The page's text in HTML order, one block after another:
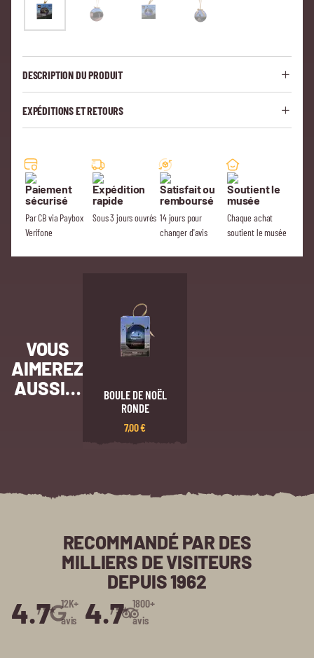
DESCRIPTION DU PRODUIT
EXPÉDITIONS ET RETOURS
Paiement
sécurisé
Par CB via Paybox
Verifone
Expédition
rapide
Sous 3 jours ouvrés
Satisfait ou
remboursé
14 jours pour
changer d'avis
Soutient le
musée
Chaque achat
soutient le musée
VOUS
AIMEREZ
AUSSI…
BOULE DE NOËL
RONDE
7,00€
RECOMMANDÉ PAR DES
MILLIERS DE VISITEURS
DEPUIS 1962
4.7
/5⭑ 12K+
avis
4.7
/5⭑ 1800+
avis